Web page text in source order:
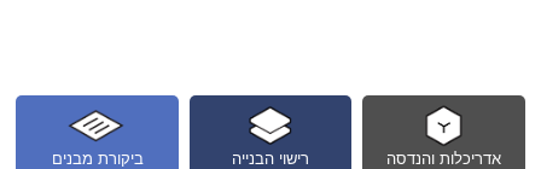
ביקורת מבנים רישוי הבנייה אדריכלות והנדסה